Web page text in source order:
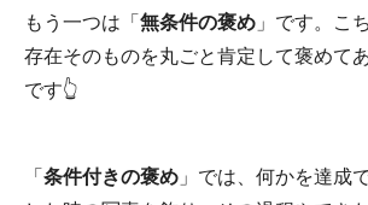
もう一つは「無条件の褒め 」です。こ
存在そのものを丸ごと肯定して褒めて
です👆
「条件付きの褒め 」では、何かを達成